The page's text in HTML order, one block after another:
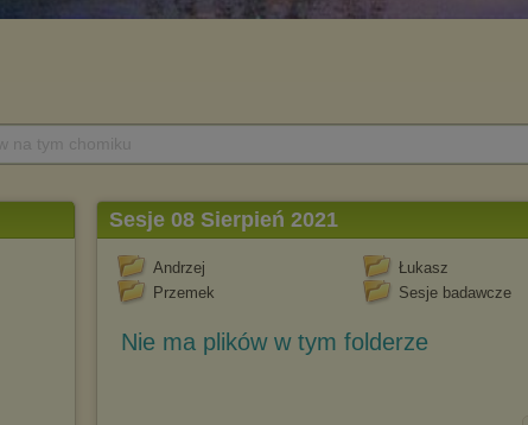
Sesje 08 Sierpień 2021
Andrzej Łukasz
Przemek
Sesje badawcze
Nie ma plików w tym folderze